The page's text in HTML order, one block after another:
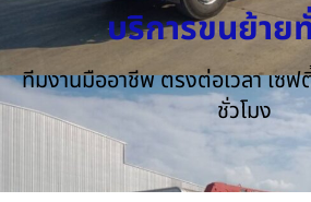
บริการขนย้าย
ทีมงานมืออาชีพ ตรงต่อเวลา เซ
ชั่วโมง